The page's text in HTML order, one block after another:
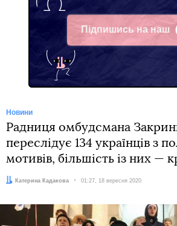
Підпишись на наш
Facebook
Новини
Радниця омбудсмана
переслідує 134 українців з
мотивів, більшість із них —
Автор:Катерина Кадакова Дата:
01:27, 18 вересня 2020